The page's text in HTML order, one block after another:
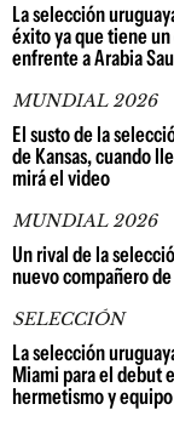
La selección
éxito ya que tiene
enfrente a Arabia
MUNDIAL 2026
El susto de la
de Kansas, cuando
mirá el video
MUNDIAL 2026
Un rival de la
nuevo compañero
SELECCIÓN
La selección
Miami para el debut
hermetismo y